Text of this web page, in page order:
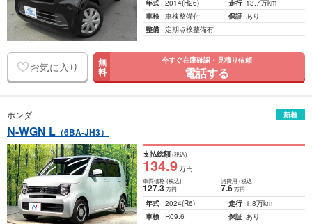
年式 2014(H26) 走行 13.7万km
車検 車検整備付 保証 あり
整備 定期点検整備有
お気に入り 無
料
今すぐ在庫確認・見積り依頼
電話する
ホンダ 新着
N-WGN L （6BA-JH3）
支払総額(税込)
134.9万円
車両価格(税込)
127.3万円
諸費用 (税込)
7.6 万円
年式 2024(R6) 走行 1.8万km
車検
R09.6 保証 あり